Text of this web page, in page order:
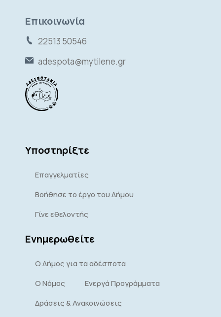
Επικοινωνία
22513 50546
adespota@mytilene.gr
Υποστηρίξτε
Επαγγελματίες
Βοήθησε το έργο του Δήμου
Γίνε εθελοντής
Ενημερωθείτε
Ο Δήμος για τα αδέσποτα
Ο Νόμος
Ενεργά Προγράμματα
Δράσεις & Ανακοινώσεις